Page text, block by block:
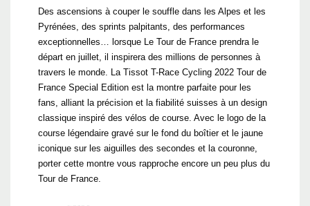
Des ascensions à couper le souffle dans les Alpes et les
Pyrénées, des sprints palpitants, des performances
exceptionnelles… lorsque Le Tour de France prendra le
départ en juillet, il inspirera des millions de personnes à
travers le monde. La Tissot T-Race Cycling 2022 Tour de
France Special Edition est la montre parfaite pour les
fans, alliant la précision et la fiabilité suisses à un design
classique inspiré des vélos de course. Avec le logo de la
course légendaire gravé sur le fond du boîtier et le jaune
iconique sur les aiguilles des secondes et la couronne,
porter cette montre vous rapproche encore un peu plus du
Tour de France.